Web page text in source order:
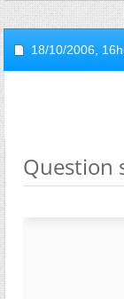
18/10/2006,
Question